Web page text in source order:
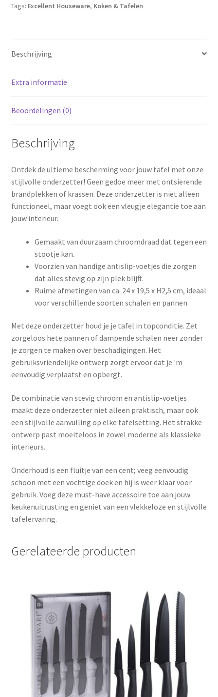
Tags: Excellent Houseware, Koken & Tafelen
Beschrijving
Extra informatie
Beoordelingen (0)
Beschrijving
Ontdek de ultieme bescherming voor jouw tafel met onze
stijlvolle onderzetter! Geen gedoe meer met ontsierende
brandplekken of krassen. Deze onderzetter is niet alleen
functioneel, maar voegt ook een vleugje elegantie toe aan
jouw interieur.
Gemaakt van duurzaam chroomdraad dat tegen een
stootje kan.
Voorzien van handige antislip-voetjes die zorgen
dat alles stevig op zijn plek blijft.
Ruime afmetingen van ca. 24 x 19,5 x H2,5 cm, ideaal
voor verschillende soorten schalen en pannen.
Met deze onderzetter houd je je tafel in topconditie. Zet
zorgeloos hete pannen of dampende schalen neer zonder
je zorgen te maken over beschadigingen. Het
gebruiksvriendelijke ontwerp zorgt ervoor dat je 'm
eenvoudig verplaatst en opbergt.
De combinatie van stevig chroom en antislip-voetjes
maakt deze onderzetter niet alleen praktisch, maar ook
een stijlvolle aanvulling op elke tafelsetting. Het strakke
ontwerp past moeiteloos in zowel moderne als klassieke
interieurs.
Onderhoud is een fluitje van een cent; veeg eenvoudig
schoon met een vochtige doek en hij is weer klaar voor
gebruik. Voeg deze must-have accessoire toe aan jouw
keukenuitrusting en geniet van een vlekkeloze en stijlvolle
tafelervaring.
Gerelateerde producten